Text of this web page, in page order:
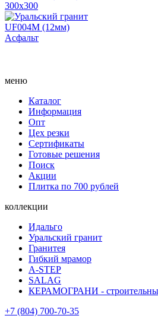
300х300
UF004M (12мм)
Асфальт
меню
Каталог
Информация
Опт
Цех резки
Сертификаты
Готовые решения
Поиск
Акции
Плитка по 700 рублей
коллекции
Идальго
Уральский гранит
Гранитея
Гибкий мрамор
A-STEP
SALAG
КЕРАМОГРАНИ -
+7 (804) 700-70-35